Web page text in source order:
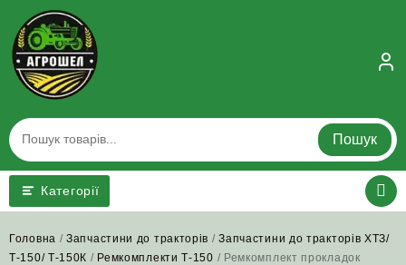
content
Пошук
Категорії
Головна /Запчастини до тракторів /Запчастини до тракторів ХТЗ/
Т-150/ Т-150К / Ремкомплекти Т-150 / Ремкомплект прокладок